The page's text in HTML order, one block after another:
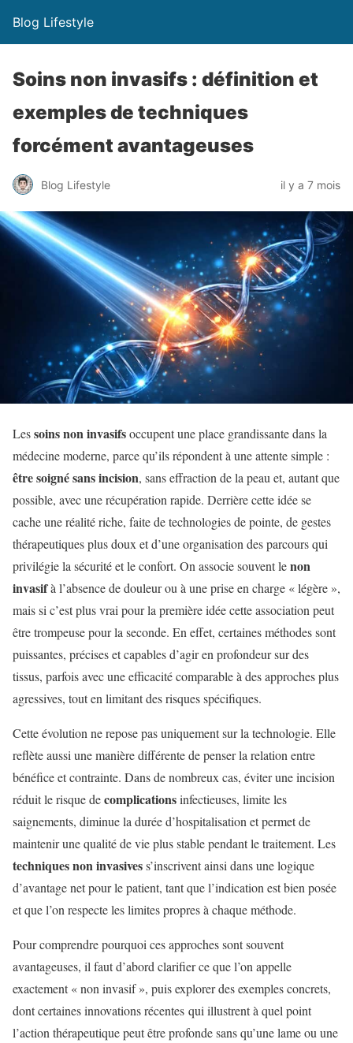
Blog Lifestyle
Soins non invasifs : définition et
exemples de techniques
forcément avantageuses
Blog Lifestyle il y a 7 mois
Lessoins non invasifsoccupent une place grandissante dans la
médecine moderne, parce qu’ils répondent à une attente simple :
être soigné sans incision, sans effraction de la peau et, autant que
possible, avec une récupération rapide. Derrière cette idée se
cache une réalité riche, faite de technologies de pointe, de gestes
thérapeutiques plus doux et d’une organisation des parcours qui
privilégie la sécurité et le confort. On associe souvent lenon
invasifà l’absence de douleur ou à une prise en charge « légère »,
mais si c’est plus vrai pour la première idée cette association peut
être trompeuse pour la seconde. En effet, certaines méthodes sont
puissantes, précises et capables d’agir en profondeur sur des
tissus, parfois avec une efficacité comparable à des approches plus
agressives, tout en limitant des risques spécifiques.
Cette évolution ne repose pas uniquement sur la technologie. Elle
reflète aussi une manière différente de penser la relation entre
bénéfice et contrainte. Dans de nombreux cas, éviter une incision
réduit le risque decomplicationsinfectieuses, limite les
saignements, diminue la durée d’hospitalisation et permet de
maintenir une qualité de vie plus stable pendant le traitement. Les
techniques non invasivess’inscrivent ainsi dans une logique
d’avantage net pour le patient, tant que l’indication est bien posée
et que l’on respecte les limites propres à chaque méthode.
Pour comprendre pourquoi ces approches sont souvent
avantageuses, il faut d’abord clarifier ce que l’on appelle
exactement « non invasif », puis explorer des exemples concrets,
dont certaines innovations récentes qui illustrent à quel point
l’action thérapeutique peut être profonde sans qu’une lame ou une